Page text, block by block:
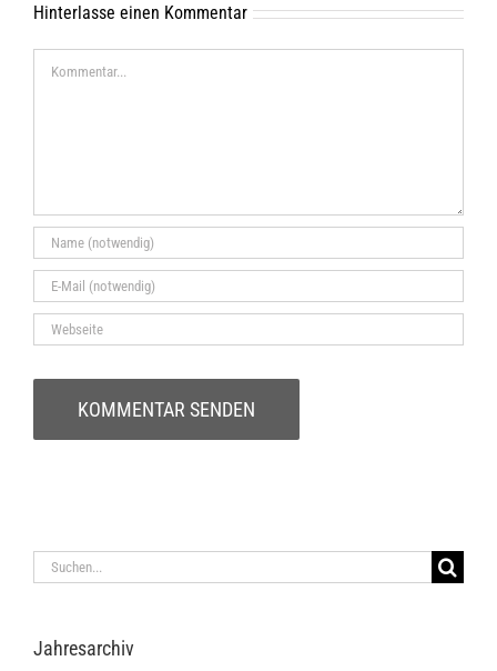
Hinterlasse einen Kommentar
Kommentar
Suche
Jah­res­ar­chiv